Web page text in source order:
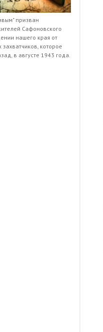
призван
Сафоновского
нашего края от
которое
в августе 1943 года.